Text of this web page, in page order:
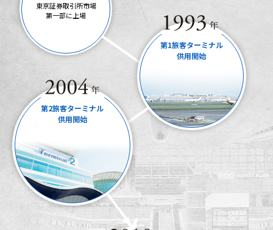
東京証券取引所市場
第一部に上場
第1旅客ターミナル
供用開始
第2旅客ターミナル
供用開始